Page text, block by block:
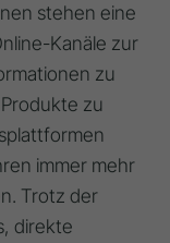
stehen eine
Kanäle zur
zu
zu
immer mehr
Trotz der
direkte